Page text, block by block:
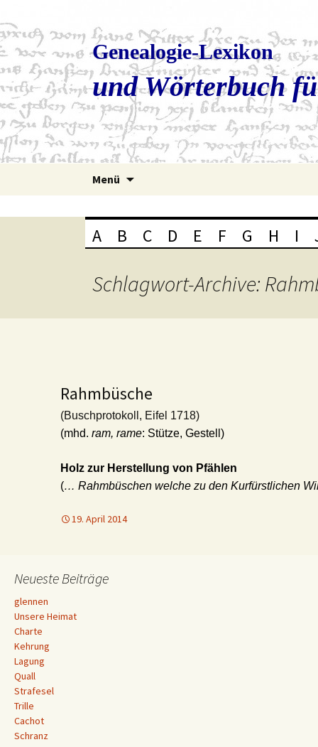
Genealogie-Lexikon
und Wörterbuch
Menü
A B C D E F G H I
Schlagwort-Archive:
Rahmbüsche
(Buschprotokoll, Eifel 1718)
(mhd. ram, rame: Stütze, Gestell)
Holz zur Herstellung von Pfählen
(… Rahmbüschen welche zu den Kurfürstlichen
19. April 2014
Neueste Beiträge
glennen
Unsere Heimat
Charte
Kehrung
Lagung
Quall
Strafesel
Trille
Cachot
Schranz